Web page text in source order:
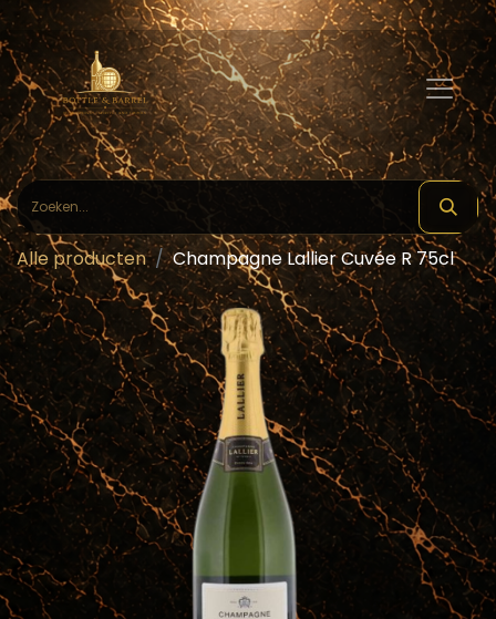
Alle producten Champagne Lallier Cuvée R 75cl